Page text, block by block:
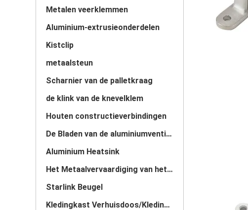
Metalen veerklemmen
Aluminium-extrusieonderdelen
Kistclip
metaalsteun
Scharnier van de palletkraag
de klink van de knevelklem
Houten constructieverbindingen
De Bladen van de aluminiumventilator
Aluminium Heatsink
Het Metaalvervaardiging van het douaneblad
Starlink Beugel
Kledingkast Verhuisdoos/Kledingstang